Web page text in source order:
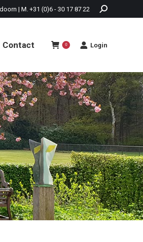
| M. +31 (0)6 - 30 17 87 22
Contact 0 Login
Contact Login